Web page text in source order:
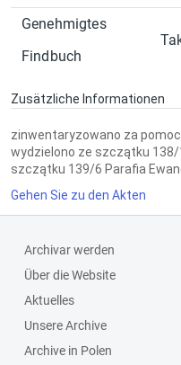
Genehmigtes
Findbuch
Zusätzliche Informationen
zinwentaryzowano za
wydzielono ze szczątku
szczątku 139/6 Parafia
Gehen Sie zu den Akten
Archivar werden
Über die Website
Aktuelles
Unsere Archive
Archive in Polen